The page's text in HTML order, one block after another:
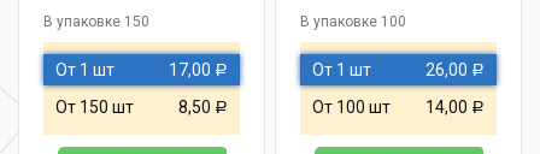
В упаковке 150
От 1 шт 17,00 Р
От 150 шт 8,50 Р
В упаковке 100
От 1 шт 26,00 Р
От 100 шт 14,00 Р